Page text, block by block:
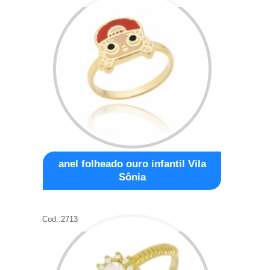
anel folheado ouro infantil Vila
Sônia
Cod.:2713